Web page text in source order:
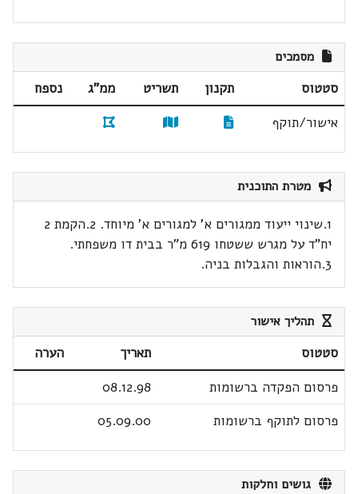
מסמכים
סטטוס תקנון תשריט ממ"ג
נספח
אישור/תוקף
מטרת התוכנית
1.שינוי ייעוד ממגורים א' למגורים א' מיוחד. 2.הקמת 2
יח"ד על מגרש ששטחו 619 מ"ר בבית דו משפחתי.
3.הוראות והגבלות בניה.
תהליך אישור
סטטוס תאריך
הערה
פרסום הפקדה ברשומות
08.12.98
פרסום לתוקף ברשומות
05.09.00
גושים וחלקות